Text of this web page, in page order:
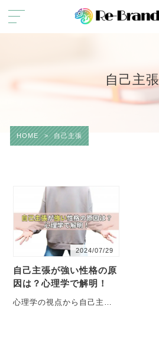
自己主張
HOME > 自己主張
2024/07/29
自己主張が強い性格の原
因は？心理学で解明！
心理学の視点から自己主張